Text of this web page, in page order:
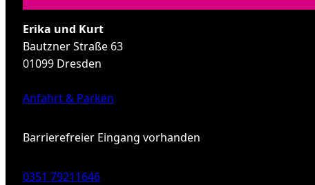
Erika und Kurt
Bautzner Straße 63
01099 Dresden
Anfahrt & Parken
Barrierefreier Eingang vorhanden
0351 79211646